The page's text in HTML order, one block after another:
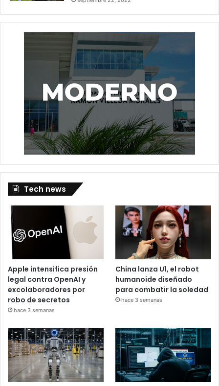
Tech news
Apple intensifica presión
legal contra OpenAI y
excolaboradores por
robo de secretos
hace 3 semanas
China lanza U1, el robot
humanoide diseñado
para combatir la soledad
hace 3 semanas